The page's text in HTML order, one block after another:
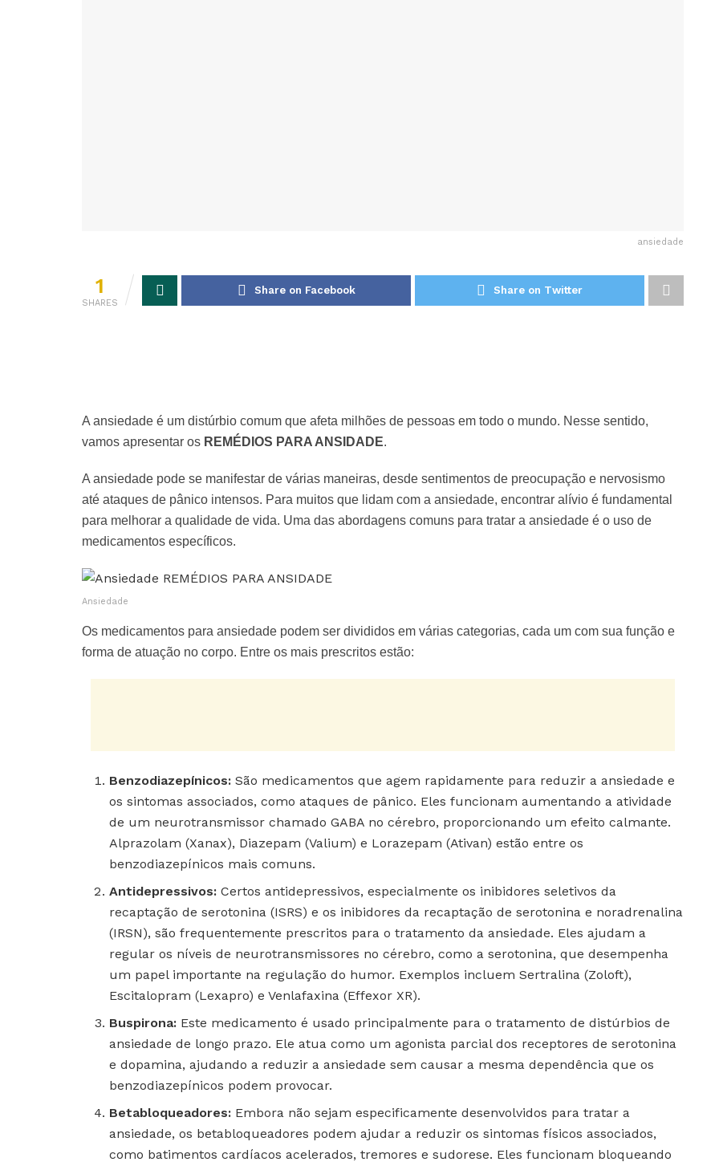
ansiedade
1
SHARES
Share on Facebook Share on Twitter
A ansiedade é um distúrbio comum que afeta milhões de pessoas em todo o mundo. Nesse sentido,
vamos apresentar os REMÉDIOS PARA ANSIDADE.
A ansiedade pode se manifestar de várias maneiras, desde sentimentos de preocupação e nervosismo
até ataques de pânico intensos. Para muitos que lidam com a ansiedade, encontrar alívio é fundamental
para melhorar a qualidade de vida. Uma das abordagens comuns para tratar a ansiedade é o uso de
medicamentos específicos.
Ansiedade
Os medicamentos para ansiedade podem ser divididos em várias categorias, cada um com sua função e
forma de atuação no corpo. Entre os mais prescritos estão:
Benzodiazepínicos: São medicamentos que agem rapidamente para reduzir a ansiedade e
os sintomas associados, como ataques de pânico. Eles funcionam aumentando a atividade
de um neurotransmissor chamado GABA no cérebro, proporcionando um efeito calmante.
Alprazolam (Xanax), Diazepam (Valium) e Lorazepam (Ativan) estão entre os
benzodiazepínicos mais comuns.
Antidepressivos: Certos antidepressivos, especialmente os inibidores seletivos da
recaptação de serotonina (ISRS) e os inibidores da recaptação de serotonina e noradrenalina
(IRSN), são frequentemente prescritos para o tratamento da ansiedade. Eles ajudam a
regular os níveis de neurotransmissores no cérebro, como a serotonina, que desempenha
um papel importante na regulação do humor. Exemplos incluem Sertralina (Zoloft),
Escitalopram (Lexapro) e Venlafaxina (Effexor XR).
Buspirona: Este medicamento é usado principalmente para o tratamento de distúrbios de
ansiedade de longo prazo. Ele atua como um agonista parcial dos receptores de serotonina
e dopamina, ajudando a reduzir a ansiedade sem causar a mesma dependência que os
benzodiazepínicos podem provocar.
Betabloqueadores: Embora não sejam especificamente desenvolvidos para tratar a
ansiedade, os betabloqueadores podem ajudar a reduzir os sintomas físicos associados,
como batimentos cardíacos acelerados, tremores e sudorese. Eles funcionam bloqueando